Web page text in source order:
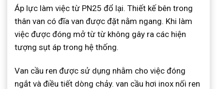
Áp lực làm việc từ PN25 đổ lại. Thiết kế bên trong
thân van có đĩa van được đặt nằm ngang. Khi làm
việc được đóng mở từ từ không gây ra các hiện
tượng sụt áp trong hệ thống.
Van cầu ren được sử dụng nhằm cho việc đóng
ngắt và điều tiết dòng chảy. van cầu hơi inox nối ren